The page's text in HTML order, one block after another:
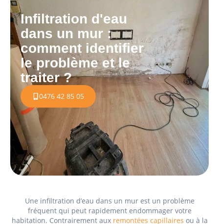
Infiltration d'eau
dans un mur :
comment identifier
le problème et le
traiter ?
0476 42 85 05
Une infiltration d’eau dans un mur est un problème
fréquent qui peut rapidement endommager votre
habitation. Contrairement aux remontées capillaires ou à la